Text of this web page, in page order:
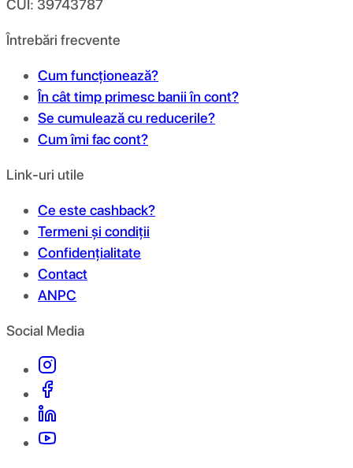
CUI: 39743787
Întrebări frecvente
Cum funcționează?
În cât timp primesc banii în cont?
Se cumulează cu reducerile?
Cum îmi fac cont?
Link-uri utile
Ce este cashback?
Termeni și condiții
Confidențialitate
Contact
ANPC
Social Media